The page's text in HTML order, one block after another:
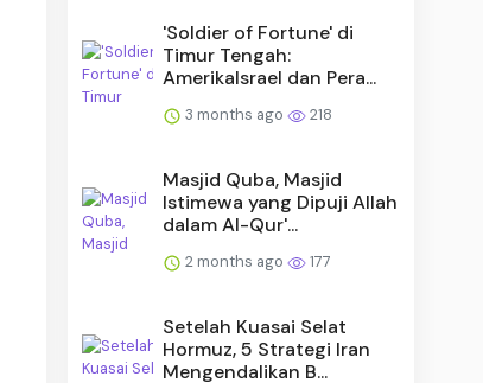
'Soldier of Fortune' di
Timur Tengah:
AmerikaIsrael dan Pera...
3 months ago 218
Masjid Quba, Masjid
Istimewa yang Dipuji Allah
dalam Al-Qur'...
2 months ago 177
Setelah Kuasai Selat
Hormuz, 5 Strategi Iran
Mengendalikan B...